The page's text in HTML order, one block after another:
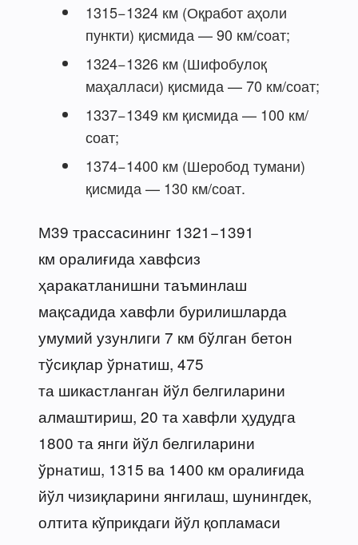
1315−1324 км (Оқработ аҳоли
пункти) қисмида — 90 км/соат;
1324−1326 км (Шифобулоқ
маҳалласи) қисмида — 70 км/соат;
1337−1349 км қисмида — 100 км/
соат;
1374−1400 км (Шеробод тумани)
қисмида — 130 км/соат.
М39 трассасининг 1321−1391
км оралиғида хавфсиз
ҳаракатланишни таъминлаш
мақсадида хавфли бурилишларда
умумий узунлиги 7 км бўлган бетон
тўсиқлар ўрнатиш, 475
та шикастланган йўл белгиларини
алмаштириш, 20 та хавфли ҳудудга
1800 та янги йўл белгиларини
ўрнатиш, 1315 ва 1400 км оралиғида
йўл чизиқларини янгилаш, шунингдек,
олтита кўприкдаги йўл қопламаси